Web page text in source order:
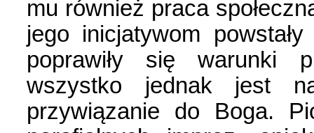
mu również praca
jego inicjatywom
poprawiły się warunki
wszystko jednak jest
przywiązanie do Boga.